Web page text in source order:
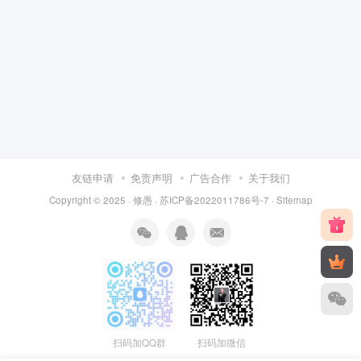
友链申请 免责声明 广告合作 关于我们
Copyright © 2025 · 修愚 · 苏ICP备2022011786号-7 · Sitemap
扫码加QQ群 扫码加微信